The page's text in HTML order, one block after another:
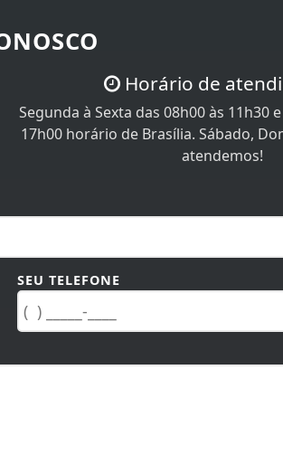
Horário de
Segunda à Sexta das 08h00 às 11h30
17h00 horário de Brasília. Sábado,
atendemos!
SEU TELEFONE